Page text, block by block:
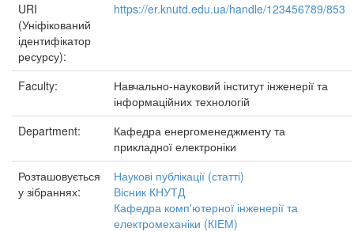
URI
(Уніфікований
ідентифікатор
ресурсу):
https://er.knutd.edu.ua/handle/123456789/853
Faculty:
Навчально-науковий інститут інженерії та
інформаційних технологій
Department:
Кафедра енергоменеджменту та
прикладної електроніки
Розташовується
у зібраннях:
Наукові публікації (статті)
Вісник КНУТД
Кафедра комп'ютерної інженерії та
електромеханіки (КІЕМ)